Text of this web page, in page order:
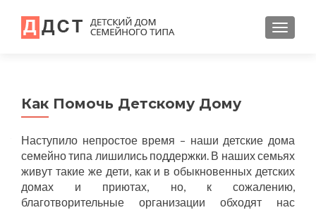
Как Помочь Детскому Дому
Наступило непростое время – наши детские дома
семейно типа лишились поддержки. В наших семьях
живут такие же дети, как и в обыкновенных детских
домах и приютах, но, к сожалению,
благотворительные организации обходят нас